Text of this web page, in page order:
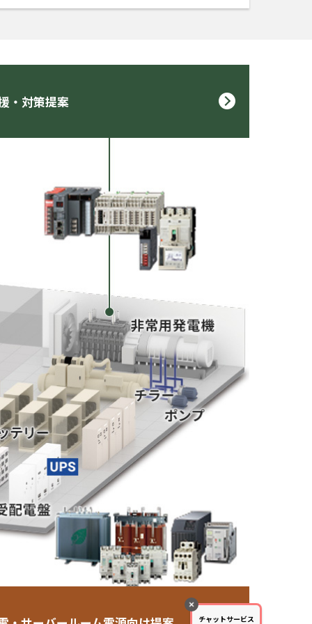
・対策提案